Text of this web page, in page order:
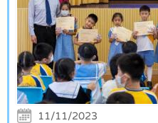
11/11/2023